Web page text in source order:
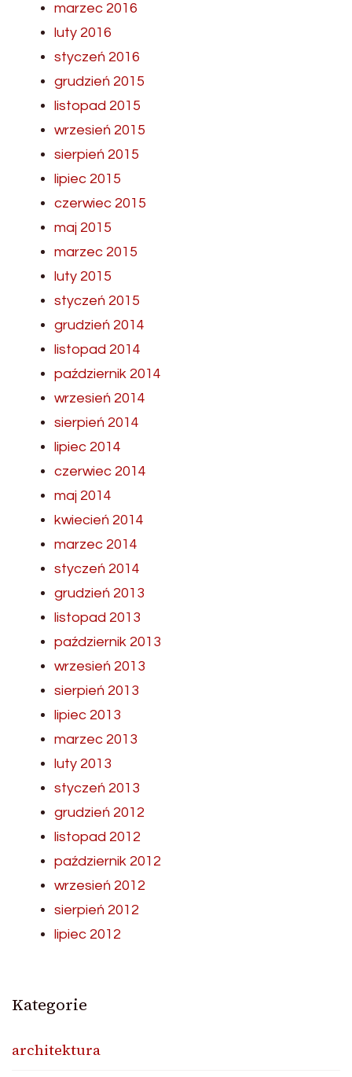
marzec 2016
luty 2016
styczeń 2016
grudzień 2015
listopad 2015
wrzesień 2015
sierpień 2015
lipiec 2015
czerwiec 2015
maj 2015
marzec 2015
luty 2015
styczeń 2015
grudzień 2014
listopad 2014
październik 2014
wrzesień 2014
sierpień 2014
lipiec 2014
czerwiec 2014
maj 2014
kwiecień 2014
marzec 2014
styczeń 2014
grudzień 2013
listopad 2013
październik 2013
wrzesień 2013
sierpień 2013
lipiec 2013
marzec 2013
luty 2013
styczeń 2013
grudzień 2012
listopad 2012
październik 2012
wrzesień 2012
sierpień 2012
lipiec 2012
Kategorie
architektura